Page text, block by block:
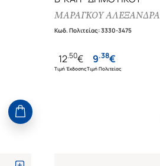
ΜΑΡΑΓΚΟΥ ΑΛΕΞΑΝΔΡΑ
Κωδ. Πολιτείας:3330-3475
12.50€
Τιμή Έκδοσης
9.38€
Τιμή Πολιτείας